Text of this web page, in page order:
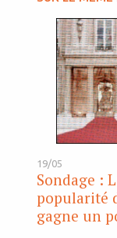
19/05
Sondage :
popularité
gagne un